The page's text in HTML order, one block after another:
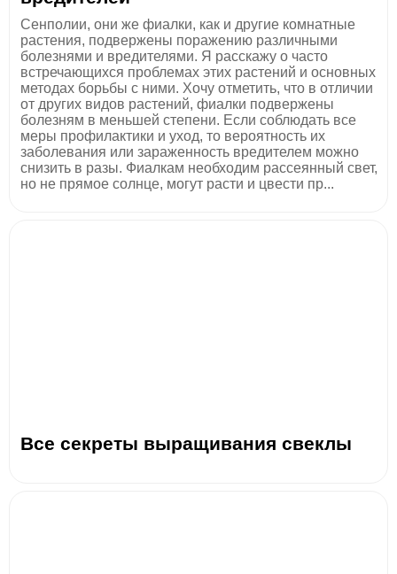
Сенполии, они же фиалки, как и другие комнатные
растения, подвержены поражению различными
болезнями и вредителями. Я расскажу о часто
встречающихся проблемах этих растений и основных
методах борьбы с ними. Хочу отметить, что в отличии
от других видов растений, фиалки подвержены
болезням в меньшей степени. Если соблюдать все
меры профилактики и уход, то вероятность их
заболевания или зараженность вредителем можно
снизить в разы. Фиалкам необходим рассеянный свет,
но не прямое солнце, могут расти и цвести пр...
Все секреты выращивания свеклы